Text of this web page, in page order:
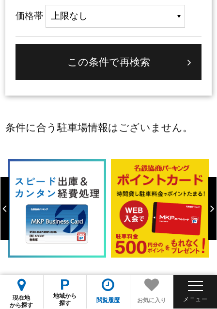
価格帯
条件に合う駐車場情報はございません。
現在地
から探す
P
地域から
探す
閲覧履歴 お気に入り